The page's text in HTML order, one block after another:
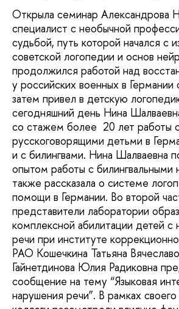
Открыла семинар Александрова
специалист с необычной
судьбой, путь которой начался с
советской логопедии и основ
продолжился работой над
у российских военных в
затем привел в детскую
сегодняшний день Нина
со стажем более 20 лет работы
русскоговорящими детьми в
и с билингвами. Нина Шалваевна
опытом работы с билингвальными
также рассказала о системе
помощи в Германии. Во второй
представители лаборатории
комплексной абилитации детей с
речи при институте
РАО Кошечкина Татьяна
Гайнетдинова Юлия Радиковна
сообщение на тему “Языковая
нарушения речи”. В рамках